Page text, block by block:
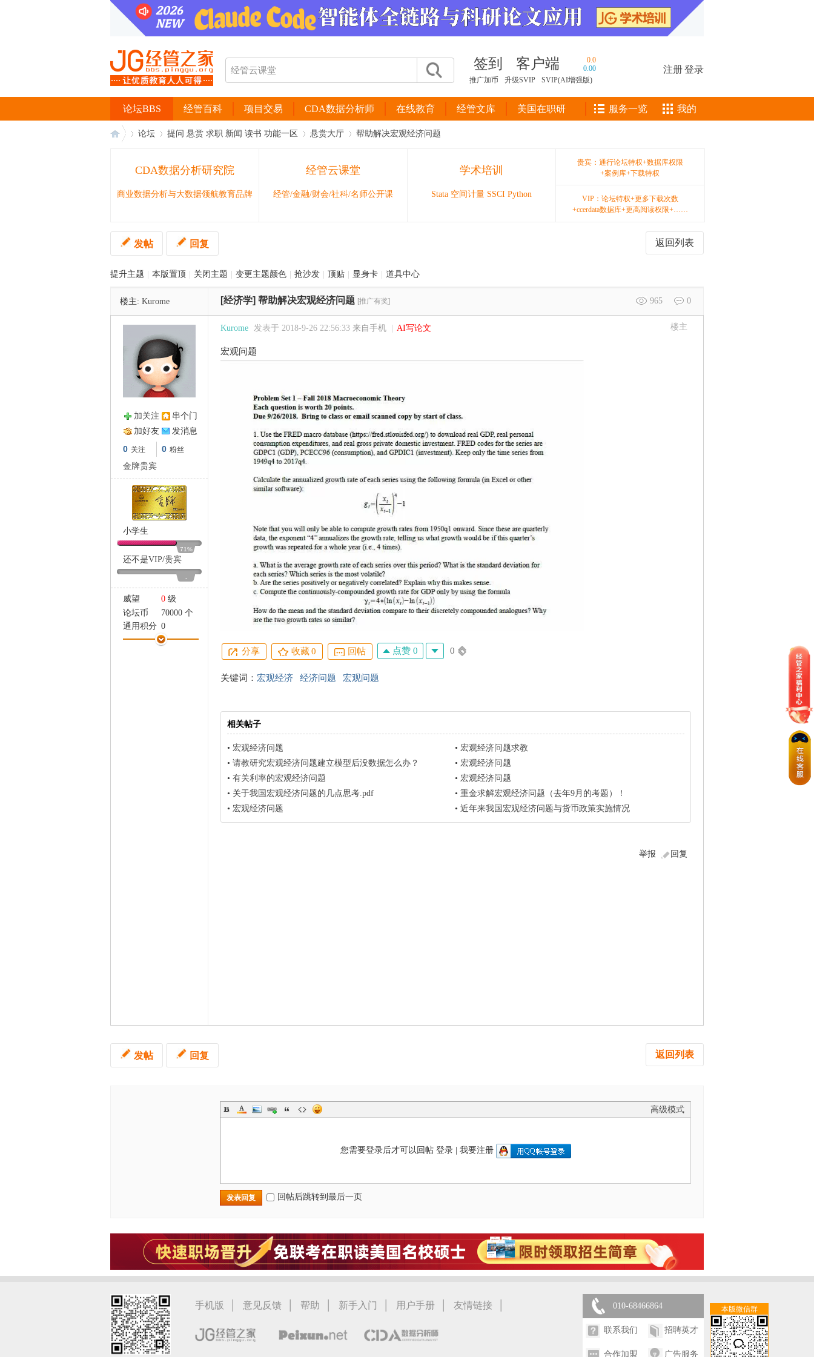
签到 客户端
0.0
0.00
推广加币
升级SVIP SVIP(AI增强版)
注册登录
经管百科 项目交易 CDA数据分析师 在线教育 经管文库 美国在职研
论坛BBS 服务一览 我的
家
论坛 提问 悬赏 求职 新闻 读书 功能一区 悬赏大厅 帮助解决宏观经济问题
CDA数据分析研究院
商业数据分析与大数据领航教育品牌
经管云课堂
经管/金融/财会/社科/名师公开课
学术培训
Stata 空间计量 SSCI Python
贵宾：通行论坛特权+数据库权限
+案例库+下载特权
VIP：论坛特权+更多下载次数
+ccerdata数据库+更高阅读权限+……
返回列表
发帖 回复
提升主题 本版置顶 关闭主题 变更主题颜色 抢沙发 顶贴 显身卡 道具中心
楼主: Kurome 965 0
[经济学] 帮助解决宏观经济问题 [推广有奖]
加关注
串个门
加好友
发消息
0 关注 0 粉丝
金牌贵宾
小学生
71%
还不是VIP/贵宾
-
威望 0 级
论坛币
70000 个
通用积分 0
学术水平
0 点
楼主
Kurome 发表于 2018-9-26 22:56:33 来自手机 AI写论文
宏观问题
分享 收藏0 回帖 点赞 0 0
关键词： 宏观经济 经济问题 宏观问题
相关帖子
• 宏观经济问题 • 宏观经济问题求教
• 请教研究宏观经济问题建立模型后没数据怎么办？ • 宏观经济问题
• 有关利率的宏观经济问题 • 宏观经济问题
• 关于我国宏观经济问题的几点思考.pdf • 重金求解宏观经济问题（去年9月的考题）！
• 宏观经济问题 • 近年来我国宏观经济问题与货币政策实施情况
回复
举报
返回列表
发帖 回复
高级模式
您需要登录后才可以回帖 登录| 我要注册
发表回复 回帖后跳转到最后一页
本版微信群
手机版 | 意见反馈 | 帮助 | 新手入门 | 用户手册 | 友情链接 | 010-68466864
联系我们 招聘英才
合作加盟 广告服务